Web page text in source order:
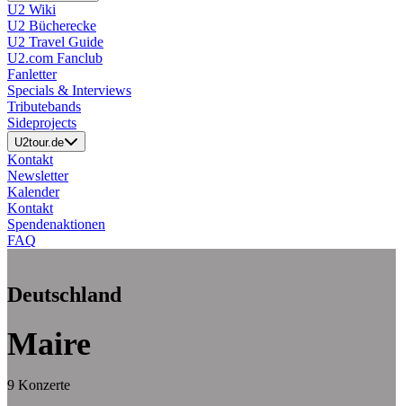
U2 Wiki
U2 Bücherecke
U2 Travel Guide
U2.com Fanclub
Fanletter
Specials & Interviews
Tributebands
Sideprojects
U2tour.de
Kontakt
Newsletter
Kalender
Kontakt
Spendenaktionen
FAQ
Deutschland
Maire
9 Konzerte